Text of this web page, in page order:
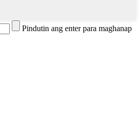
Pindutin ang enter para maghanap